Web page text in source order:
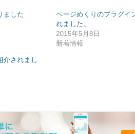
ました
ページめくりのプラグイ
れました。
2015年5月8日
新着情報
介されまし